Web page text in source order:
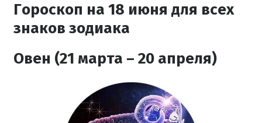
Гороскоп на 18 июня для всех
знаков зодиака
Овен (21 марта – 20 апреля)